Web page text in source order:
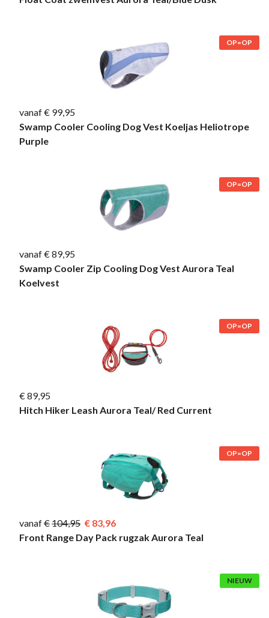
OP=OP
vanaf € 99,95
Swamp Cooler Cooling Dog Vest Koeljas Heliotrope
Purple
OP=OP
vanaf € 89,95
Swamp Cooler Zip Cooling Dog Vest Aurora Teal
Koelvest
OP=OP
€ 89,95
Hitch Hiker Leash Aurora Teal/ Red Current
OP=OP
vanaf 104,95
83,96
Front Range Day Pack rugzak Aurora Teal
NIEUW